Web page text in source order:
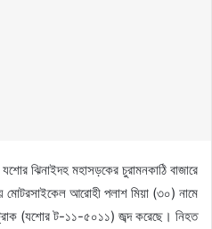
ঝিনাইদহ মহাসড়কের চুরামনকাঠি বাজারে
মোটরসাইকেল আরোহী পলাশ মিয়া (৩০) নামে
(যশোর ট-১১-৫০১১) জব্দ করেছে। নিহত